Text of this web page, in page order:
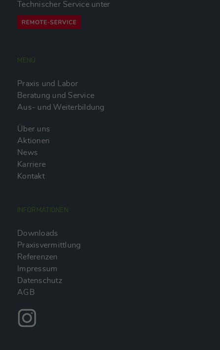
Technischer Service unter
MENÜ
Praxis und Labor
Beratung und Service
Aus- und Weiterbildung
Über uns
Aktionen
News
Karriere
Kontakt
INFORMATIONEN
Downloads
Praxisvermittlung
Referenzen
Impressum
Datenschutz
AGB